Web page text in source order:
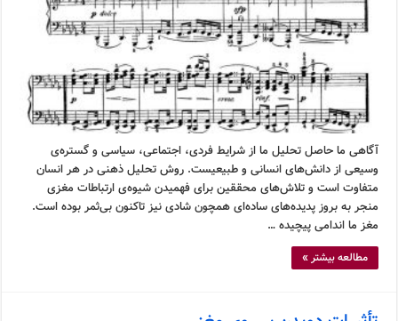
آگاهی ما حاصل تحلیل ما از شرایط فردی، اجتماعی، سیاسی و گستره‌ی
وسیعی از دانش‌های انسانی و طبیعیست. روش تحلیل ذهنی در هر انسان
متفاوت است و تلاش‌های محققین برای فهمیدن شیوه‌ی ارتباطات مغزی
منجر به بروز پدیده‌های ساده‌ای همچون شادی نیز تاکنون بی‌ثمر بوده است.
مغز ما اندامی پیچیده …
مطالعه بیشتر »